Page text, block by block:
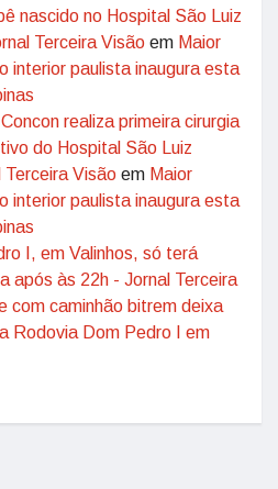
nascido no Hospital São Luiz
Terceira Visão em Maior
interior paulista inaugura esta
realiza primeira cirurgia
do Hospital São Luiz
Terceira Visão em Maior
interior paulista inaugura esta
I, em Valinhos, só terá
após às 22h - Jornal Terceira
com caminhão bitrem deixa
Rodovia Dom Pedro I em